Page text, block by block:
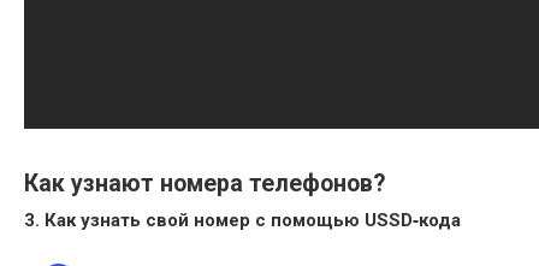
Как узнают номера телефонов?
3. Как узнать свой номер с помощью USSD‑кода